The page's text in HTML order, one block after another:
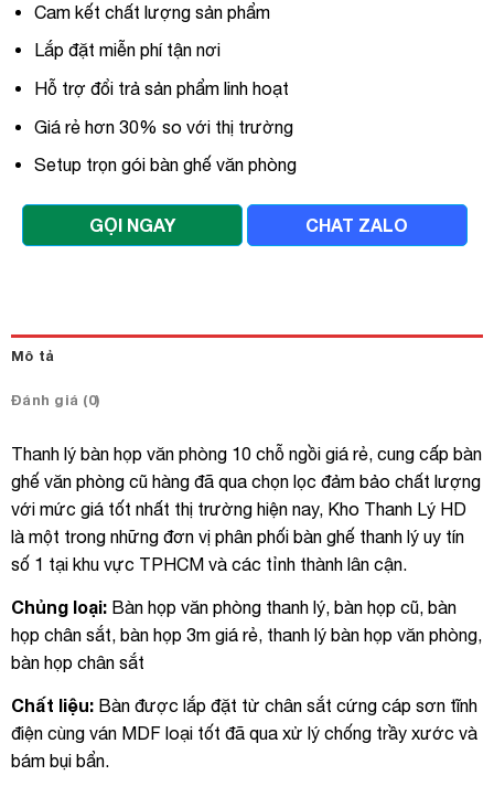
Cam kết chất lượng sản phẩm
Lắp đặt miễn phí tận nơi
Hỗ trợ đổi trả sản phẩm linh hoạt
Giá rẻ hơn 30% so với thị trường
Setup trọn gói bàn ghế văn phòng
GỌI NGAY CHAT ZALO
Mô tả
Đánh giá (0)
Thanh lý bàn họp văn phòng 10 chỗ ngồi giá rẻ, cung cấp bàn
ghế văn phòng cũ hàng đã qua chọn lọc đảm bảo chất lượng
với mức giá tốt nhất thị trường hiện nay, Kho Thanh Lý HD
là một trong những đơn vị phân phối bàn ghế thanh lý uy tín
số 1 tại khu vực TPHCM và các tỉnh thành lân cận.
Chủng loại: Bàn họp văn phòng thanh lý, bàn họp cũ, bàn
họp chân sắt, bàn họp 3m giá rẻ, thanh lý bàn họp văn phòng,
bàn họp chân sắt
Chất liệu: Bàn được lắp đặt từ chân sắt cứng cáp sơn tĩnh
điện cùng ván MDF loại tốt đã qua xử lý chống trầy xước và
bám bụi bẩn.